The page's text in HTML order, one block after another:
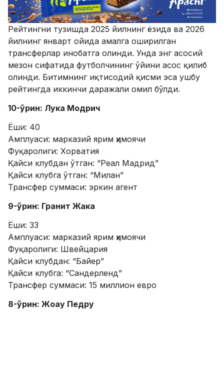
Рейтингни тузишда 2025 йилнинг ёзида ва 2026
йилнинг январт ойида амалга оширилган
трансферлар инобатга олинди. Унда энг асосий
мезон сифатида футболчининг ўйини асос қилиб
олинди. Битимнинг иқтисодий қисми эса ушбу
рейтингда иккинчи даражали омил бўлди.
10-ўрин: Лука Модрич
Ёши: 40
Амплуаси: марказий ярим ҳимоячи
Фуқаролиги: Хорватия
Қайси клубдан ўтган: “Реал Мадрид”
Қайси клубга ўтган: “Милан”
Трансфер суммаси: эркин агент
9-ўрин: Гранит Жака
Ёши: 33
Амплуаси: марказий ярим ҳимоячи
Фуқаролиги: Швейцария
Қайси клубдан: “Байер”
Қайси клубга: “Сандерленд”
Трансфер суммаси: 15 миллион евро
8-ўрин: Жоау Педру